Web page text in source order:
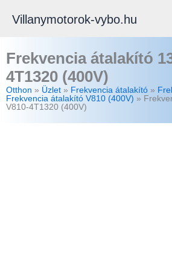
Villanymotorok-vybo.hu
Frekvencia átalakító
4T1320 (400V)
Otthon » Üzlet » Frekvencia átalakító »
Frekvencia átalakító V810 (400V) »
V810-4T1320 (400V)